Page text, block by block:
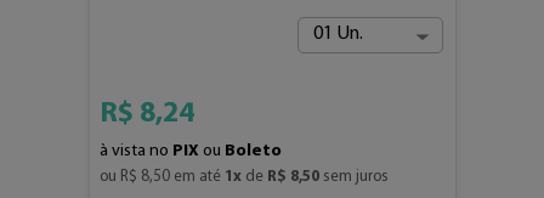
01 Un.
R$ 8,24
à vista no PIX ou Boleto
ou R$ 8,50 em até 1 x de R$ 8,50 sem juros